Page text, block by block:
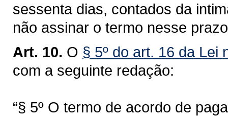
sessenta dias, contados da
não assinar o termo nesse
Art. 10. O § 5º do art. 16 da Lei
com a seguinte redação:
“§ 5º O termo de acordo de